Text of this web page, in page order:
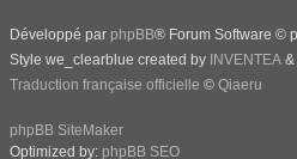
Développé par phpBB® Forum Software ©
Style we_clearblue created by INVENTEA &
Traduction française officielle © Qiaeru
phpBB SiteMaker
Optimized by: phpBB SEO